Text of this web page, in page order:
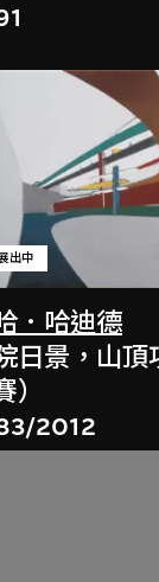
．哈迪德
出中
日景，山
）
2012